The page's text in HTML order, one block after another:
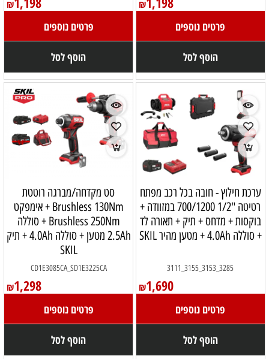
₪
פרטים נוספים
הוסף לסל
₪
פרטים נוספים
הוסף לסל
ערכת חילוץ - חובה בכל רכב מפתח
רטיטה "1/2 700/1200 במזוודה +
בוקסות + מדחס + תיק + תאורה לד
+ סוללה 4.0Ah + מטען מהיר SKIL
3285_3153_3155_3111
₪1,690
פרטים נוספים
הוסף לסל
סט מקדחה/מברגה רוטטת
Brushless 130Nm + אימפקט
Brushless 250Nm + סוללה
2.5Ah מטען + סוללה 4.0Ah + תיק
SKIL
CD1E3085CA_SD1E3225CA
₪1,298
פרטים נוספים
הוסף לסל